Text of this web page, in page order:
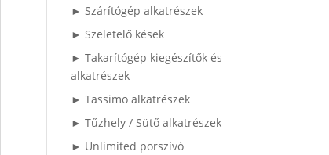
► Szárítógép alkatrészek
► Szeletelő kések
► Takarítógép kiegészítők és
alkatrészek
► Tassimo alkatrészek
► Tűzhely / Sütő alkatrészek
► Unlimited porszívó